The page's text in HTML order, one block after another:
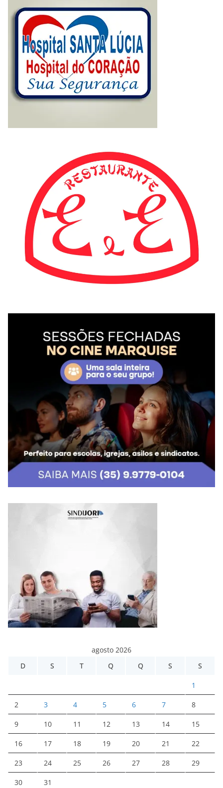
agosto 2026
D
S T Q Q S S
1
2 3 4 5 6 7 8
9 10 11 12 13 14 15
16 17 18 19 20 21 22
23 24 25 26 27 28 29
30 31